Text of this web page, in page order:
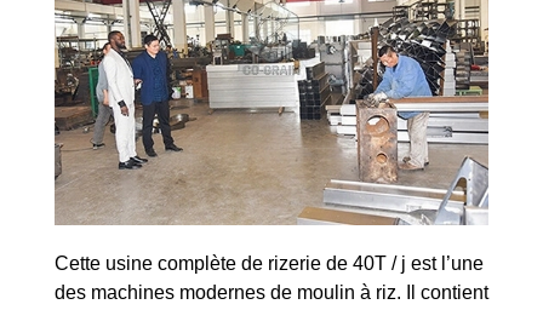
Cette usine complète de rizerie de 40T / j est l’une
des machines modernes de moulin à riz. Il contient